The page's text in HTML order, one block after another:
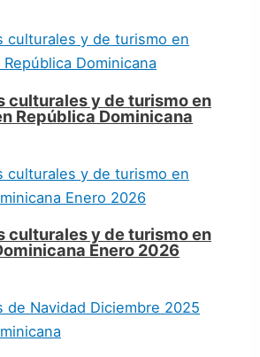
culturales y de turismo en
República Dominicana
culturales y de turismo en
Enero 2026